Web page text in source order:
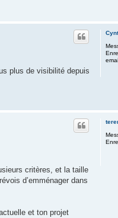
plus de visibilité depuis
critères, et la taille
d’emménager dans
et ton projet